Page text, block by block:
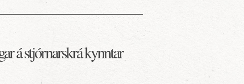
á stjórnarskrá kynntar